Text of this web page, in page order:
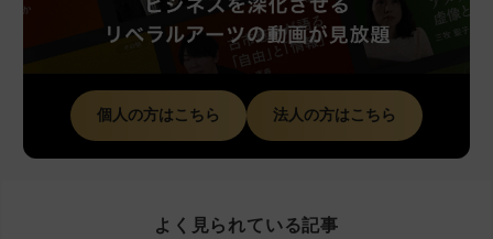
個人の方はこちら 法人の方はこちら
よく見られている記事